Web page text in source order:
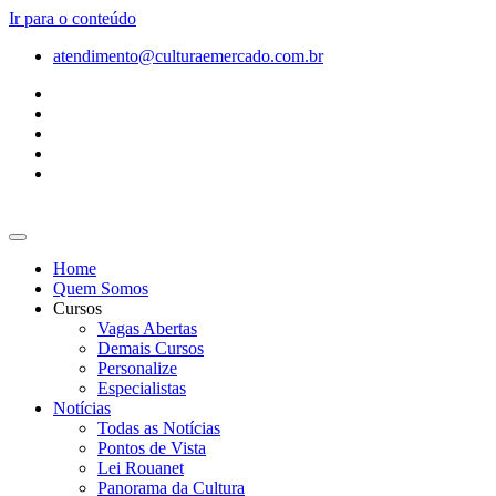
Ir para o conteúdo
atendimento@culturaemercado.com.br
Home
Quem Somos
Cursos
Vagas Abertas
Demais Cursos
Personalize
Especialistas
Notícias
Todas as Notícias
Pontos de Vista
Lei Rouanet
Panorama da Cultura